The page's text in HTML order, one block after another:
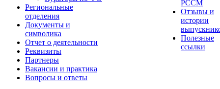
Региональные
отделения
Документы и
символика
Отчет о деятельности
Реквизиты
Партнеры
Вакансии и практика
Вопросы и ответы
РССМ
Отзывы и
истории
Полезные
ссылки